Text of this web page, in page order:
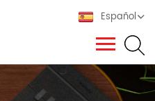
Español